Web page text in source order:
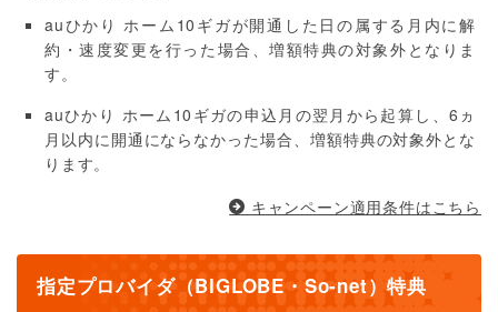
auひかり ホーム10ギガが開通した日の属する月内に解
約・速度変更を行った場合、増額特典の対象外となりま
す。
auひかり ホーム10ギガの申込月の翌月から起算し、6ヵ
月以内に開通にならなかった場合、増額特典の対象外とな
ります。
キャンペーン適用条件はこちら
指定プロバイダ（BIGLOBE・So-net）特典